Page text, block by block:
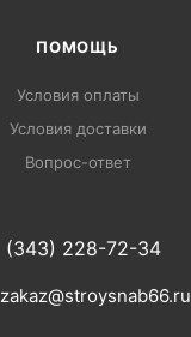
ПОМОЩЬ
Условия оплаты
Условия доставки
Вопрос-ответ
(343) 228-72-34
zakaz@stroysnab66.ru